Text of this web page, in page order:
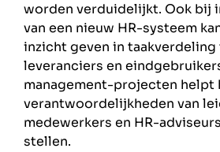
worden verduidelijkt. Ook bij
van een nieuw HR-systeem
inzicht geven in taakverdeling
leveranciers en
management-projecten helpt
verantwoordelijkheden van
medewerkers en HR-
stellen.